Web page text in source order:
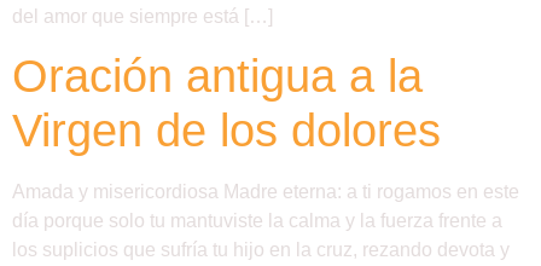
del amor que siempre está […]
Oración antigua a la
Virgen de los dolores
Amada y misericordiosa Madre eterna: a ti rogamos en este
día porque solo tu mantuviste la calma y la fuerza frente a
los suplicios que sufría tu hijo en la cruz, rezando devota y